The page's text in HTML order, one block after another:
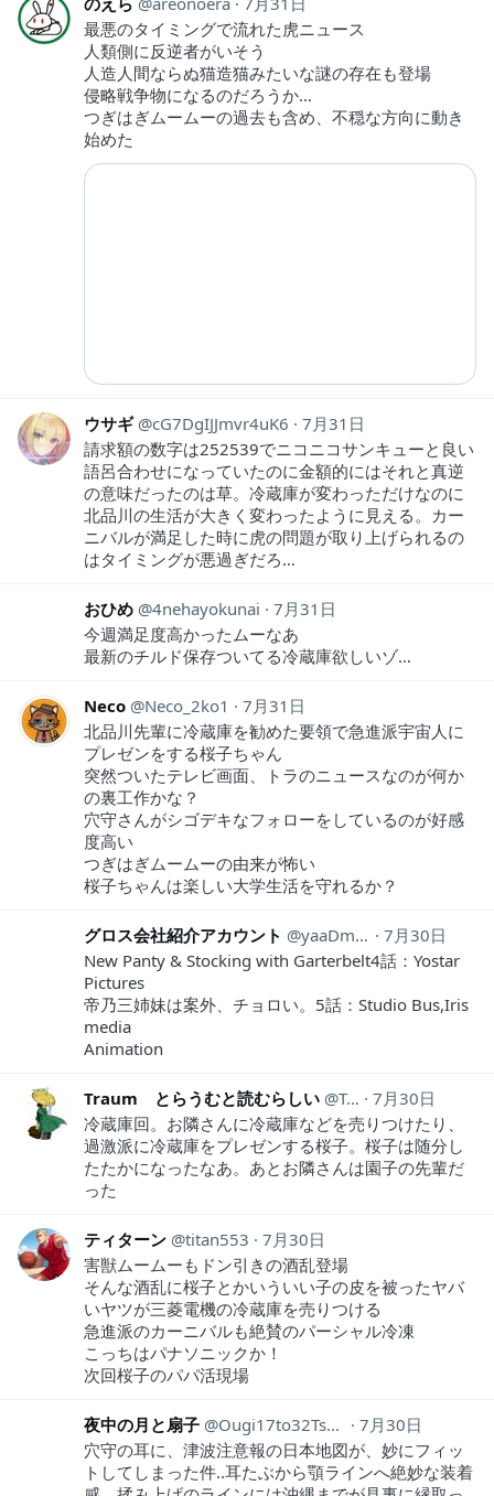
最悪のタイミングで流れた虎ニュース
人類側に反逆者がいそう
人造人間ならぬ猫造猫みたいな謎の存在も登場
侵略戦争物になるのだろうか…
つぎはぎムームーの過去も含め、不穏な方向に動き
始めた
ウサギ cG7DgIJJmvr4uK6
7月31日
請求額の数字は252539でニコニコサンキューと良い
語呂合わせになっていたのに金額的にはそれと真逆
の意味だったのは草。冷蔵庫が変わっただけなのに
北品川の生活が大きく変わったように見える。カー
ニバルが満足した時に虎の問題が取り上げられるの
はタイミングが悪過ぎだろ…
おひめ 4nehayokunai
7月31日
今週満足度高かったムーなあ
最新のチルド保存ついてる冷蔵庫欲しいゾ…
Neco Neco_2ko1
7月31日
北品川先輩に冷蔵庫を勧めた要領で急進派宇宙人に
プレゼンをする桜子ちゃん
突然ついたテレビ画面、トラのニュースなのが何か
の裏工作かな？
穴守さんがシゴデキなフォローをしているのが好感
度高い
つぎはぎムームーの由来が怖い
桜子ちゃんは楽しい大学生活を守れるか？
グロス会社紹介アカウント yaaDmJCNyZt1feQ
7月30日
New Panty & Stocking with Garterbelt4話：Yostar
Pictures
帝乃三姉妹は案外、チョロい。5話：Studio Bus,Iris
media
Animation
Traum とらうむと読むらしい Traum1
7月30日
冷蔵庫回。お隣さんに冷蔵庫などを売りつけたり、
過激派に冷蔵庫をプレゼンする桜子。桜子は随分し
たたかになったなあ。あとお隣さんは園子の先輩だ
った
ティターン titan553
7月30日
害獣ムームーもドン引きの酒乱登場
そんな酒乱に桜子とかいういい子の皮を被ったヤバ
いヤツが三菱電機の冷蔵庫を売りつける
急進派のカーニバルも絶賛のパーシャル冷凍
こっちはパナソニックか！
次回桜子のパパ活現場
夜中の月と扇子 Ougi17to32Tsuki
7月30日
穴守の耳に、津波注意報の日本地図が、妙にフィッ
トしてしまった件‥耳たぶから顎ラインへ絶妙な装着